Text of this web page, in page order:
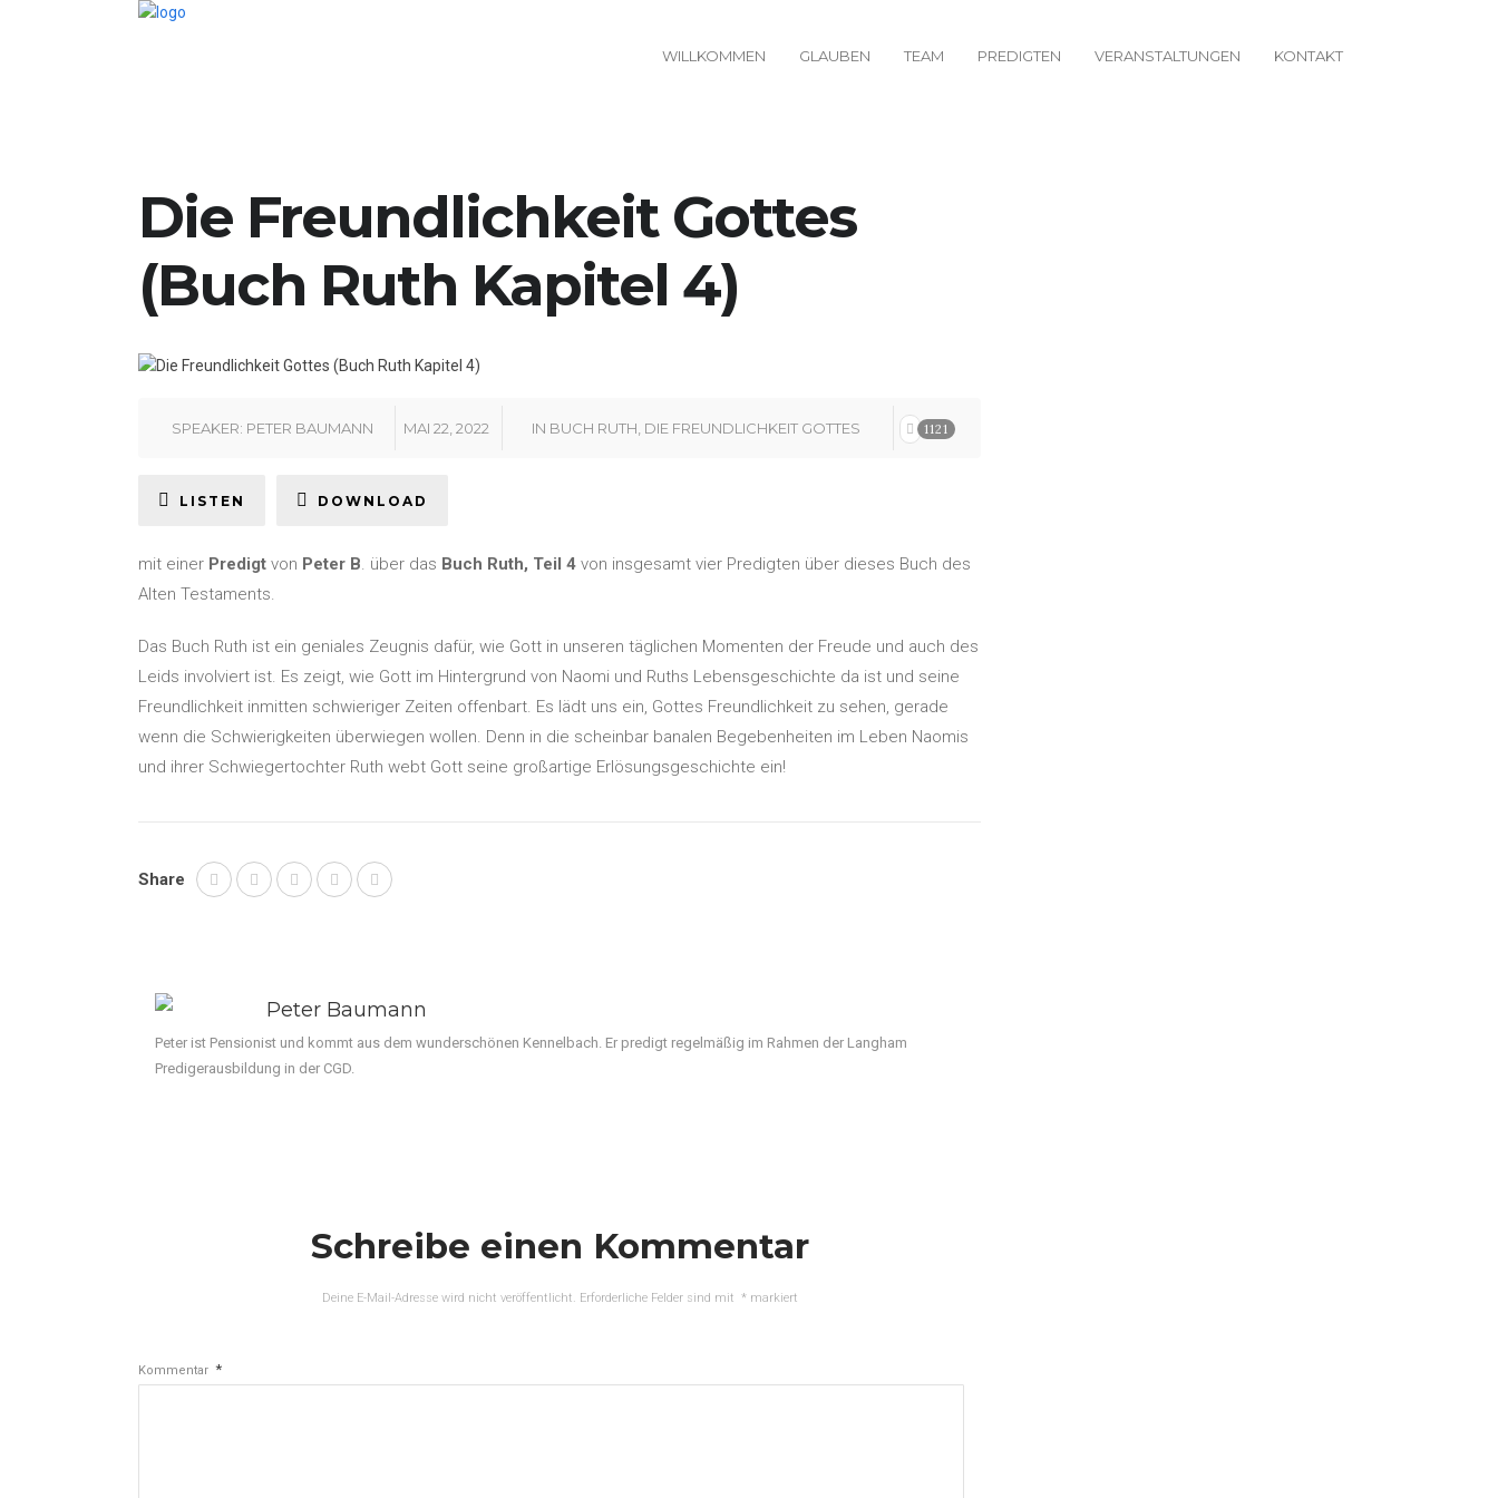
WILLKOMMEN GLAUBEN TEAM PREDIGTEN VERANSTALTUNGEN KONTAKT
Die Freundlichkeit Gottes
(Buch Ruth Kapitel 4)
SPEAKER: PETER BAUMANN MAI 22, 2022 IN BUCH RUTH DIE FREUNDLICHKEIT GOTTES 1121
LISTEN DOWNLOAD
mit einer Predigt von Peter B. über das Buch Ruth, Teil 4 von insgesamt vier Predigten über dieses Buch des
Alten Testaments.
Das Buch Ruth ist ein geniales Zeugnis dafür, wie Gott in unseren täglichen Momenten der Freude und auch des
Leids involviert ist. Es zeigt, wie Gott im Hintergrund von Naomi und Ruths Lebensgeschichte da ist und seine
Freundlichkeit inmitten schwieriger Zeiten offenbart. Es lädt uns ein, Gottes Freundlichkeit zu sehen, gerade
wenn die Schwierigkeiten überwiegen wollen. Denn in die scheinbar banalen Begebenheiten im Leben Naomis
und ihrer Schwiegertochter Ruth webt Gott seine großartige Erlösungsgeschichte ein!
Share
Peter Baumann
Peter ist Pensionist und kommt aus dem wunderschönen Kennelbach. Er predigt regelmäßig im Rahmen der Langham
Predigerausbildung in der CGD.
Schreibe einen Kommentar
Deine E-Mail-Adresse wird nicht veröffentlicht. Erforderliche Felder sind mit *markiert
Kommentar *